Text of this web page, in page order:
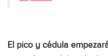
El pico y cédula